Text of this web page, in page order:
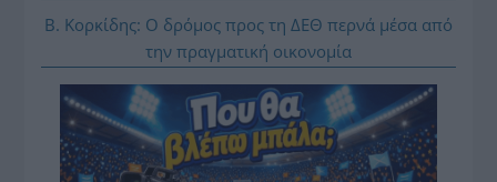
Β. Κορκίδης: Ο δρόμος προς τη ΔΕΘ περνά μέσα από
την πραγματική οικονομία